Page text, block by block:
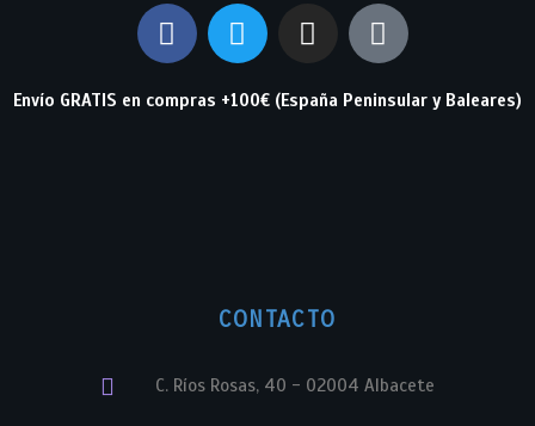
Envío GRATIS en compras +100€ (España Peninsular y Baleares)
CONTACTO
C. Ríos Rosas, 40 - 02004 Albacete